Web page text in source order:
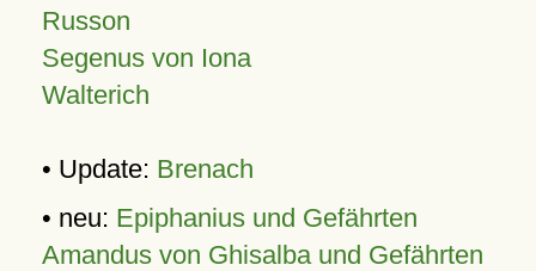
Russon
Segenus von Iona
Walterich
• Update: Brenach
• neu: Epiphanius und Gefährten
Amandus von Ghisalba und Gefährten